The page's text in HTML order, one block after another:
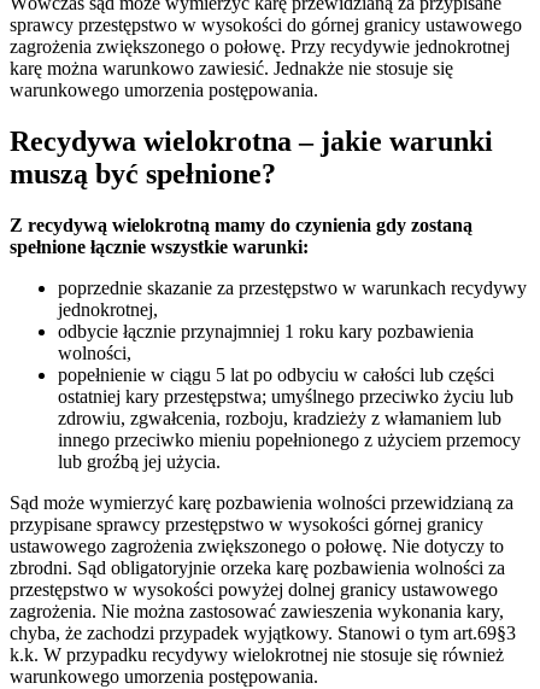
sprawcy przestępstwo w wysokości do górnej granicy ustawowego
zagrożenia zwiększonego o połowę. Przy recydywie jednokrotnej
karę można warunkowo zawiesić. Jednakże nie stosuje się
warunkowego umorzenia postępowania.
Recydywa wielokrotna – jakie warunki
muszą być spełnione?
Z recydywą wielokrotną mamy do czynienia gdy zostaną
spełnione łącznie wszystkie warunki:
poprzednie skazanie za przestępstwo w warunkach recydywy
jednokrotnej,
odbycie łącznie przynajmniej 1 roku kary pozbawienia
wolności,
popełnienie w ciągu 5 lat po odbyciu w całości lub części
ostatniej kary przestępstwa; umyślnego przeciwko życiu lub
zdrowiu, zgwałcenia, rozboju, kradzieży z włamaniem lub
innego przeciwko mieniu popełnionego z użyciem przemocy
lub groźbą jej użycia.
Sąd może wymierzyć karę pozbawienia wolności przewidzianą za
przypisane sprawcy przestępstwo w wysokości górnej granicy
ustawowego zagrożenia zwiększonego o połowę. Nie dotyczy to
zbrodni. Sąd obligatoryjnie orzeka karę pozbawienia wolności za
przestępstwo w wysokości powyżej dolnej granicy ustawowego
zagrożenia. Nie można zastosować zawieszenia wykonania kary,
chyba, że zachodzi przypadek wyjątkowy. Stanowi o tym art.69§3
k.k. W przypadku recydywy wielokrotnej nie stosuje się również
warunkowego umorzenia postępowania.